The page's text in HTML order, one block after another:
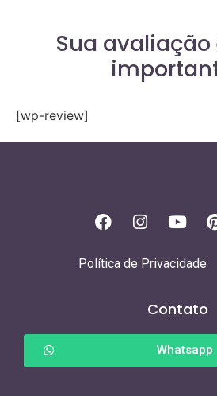
Sua
[wp-review]
Política de Privacidade
Contato
Whatsapp